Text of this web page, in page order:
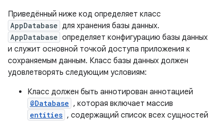
Приведённый ниже код определяет класс
AppDatabase для хранения базы данных.
AppDatabase определяет конфигурацию базы данных
и служит основной точкой доступа приложения к
сохраняемым данным. Класс базы данных должен
удовлетворять следующим условиям:
Класс должен быть аннотирован аннотацией
@Database , которая включает массив
entities , содержащий список всех сущностей